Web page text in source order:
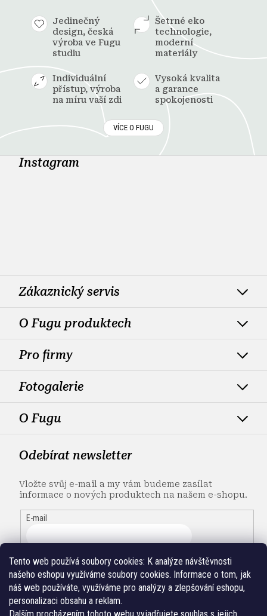
Tento web používá soubory cookies: K analýze návštěvnosti
našeho eshopu využíváme soubory cookies. Informace o tom, jak
náš web používáte, využíváme pro analýzy a zlepšování eshopu,
personalizaci obsahu a reklam.
Jedinečný
design, česká
výroba ve Fugu
studiu
Šetrné eko
technologie,
moderní
materiály
Individuální
přístup, výroba
na míru vaší zdi
Vysoká kvalita
a garance
spokojenosti
VÍCE O FUGU
Instagram
Zákaznický servis
O Fugu produktech
Pro firmy
Fotogalerie
O Fugu
Odebírat newsletter
Vložte svůj e-mail a my vám budeme zasílat
informace o nových produktech na našem e-shopu.
E-mail